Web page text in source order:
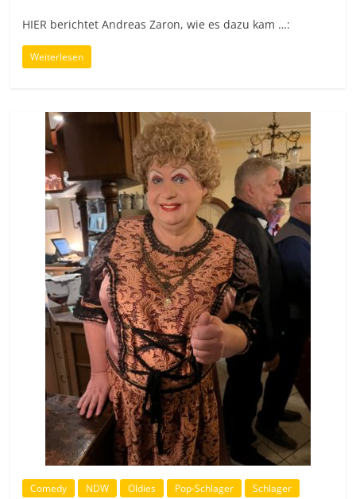
HIER berichtet Andreas Zaron, wie es dazu kam …:
Weiterlesen
Comedy NDW Oldies Pop-Schlager Schlager